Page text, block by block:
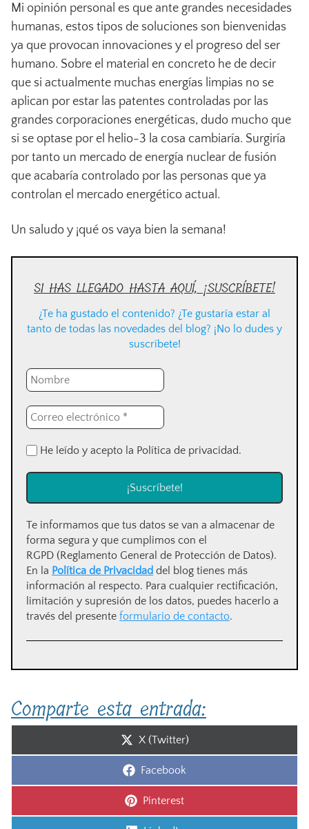
Mi opinión personal es que ante grandes necesidades
humanas, estos tipos de soluciones son bienvenidas
ya que provocan innovaciones y el progreso del ser
humano. Sobre el material en concreto he de decir
que si actualmente muchas energías limpias no se
aplican por estar las patentes controladas por las
grandes corporaciones energéticas, dudo mucho que
si se optase por el helio-3 la cosa cambiaría. Surgiría
por tanto un mercado de energía nuclear de fusión
que acabaría controlado por las personas que ya
controlan el mercado energético actual.
Un saludo y ¡qué os vaya bien la semana!
SI HAS LLEGADO HASTA AQUÍ, ¡SUSCRÍBETE!
¿Te ha gustado el contenido? ¿Te gustaría estar al
tanto de todas las novedades del blog? ¡No lo dudes y
suscríbete!
He leído y acepto la Política de privacidad.
Te informamos que tus datos se van a almacenar de
forma segura y que cumplimos con el
RGPD (Reglamento General de Protección de Datos).
En la Política de Privacidad del blog tienes más
información al respecto. Para cualquier rectificación,
limitación y supresión de los datos, puedes hacerlo a
través del presente formulario de contacto.
Comparte esta entrada:
Compartir
X (Twitter)
Compartir
Facebook
Compartir
Pinterest